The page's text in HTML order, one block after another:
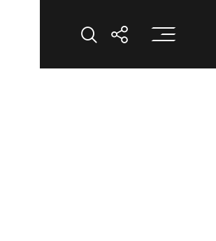
打开搜索打开分享打